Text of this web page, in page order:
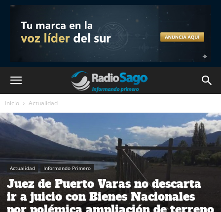
Inicio Actualidad
Actualidad Informando Primero
Juez de Puerto Varas no descarta
ir a juicio con Bienes Nacionales